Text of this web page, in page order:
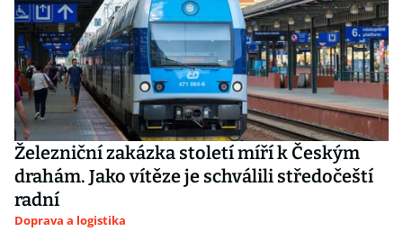
Železniční zakázka století míří k Českým
drahám. Jako vítěze je schválili středočeští
radní
Doprava a logistika